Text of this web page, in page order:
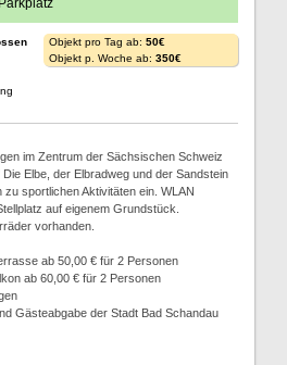
Objekt pro Tag ab: 50€
Objekt p. Woche ab: 350€
im Zentrum der Sächsischen Schweiz
Elbe, der Elbradweg und der Sandstein
zu sportlichen Aktivitäten ein. WLAN
auf eigenem Grundstück.
vorhanden.
ab 50,00 € für 2 Personen
ab 60,00 € für 2 Personen
Gästeabgabe der Stadt Bad Schandau